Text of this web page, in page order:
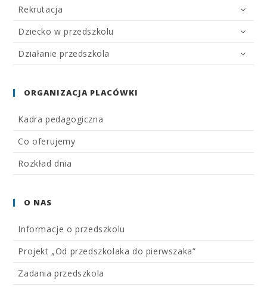
Rekrutacja
Dziecko w przedszkolu
Działanie przedszkola
ORGANIZACJA PLACÓWKI
Kadra pedagogiczna
Co oferujemy
Rozkład dnia
O NAS
Informacje o przedszkolu
Projekt „Od przedszkolaka do pierwszaka”
Zadania przedszkola